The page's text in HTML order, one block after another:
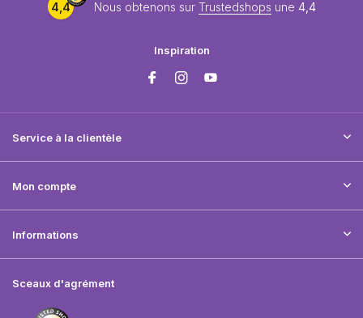
4,4 Nous obtenons sur Trustedshops une 4,4
Inspiration
Service à la clientèle
Mon compte
Informations
Sceaux d'agrément